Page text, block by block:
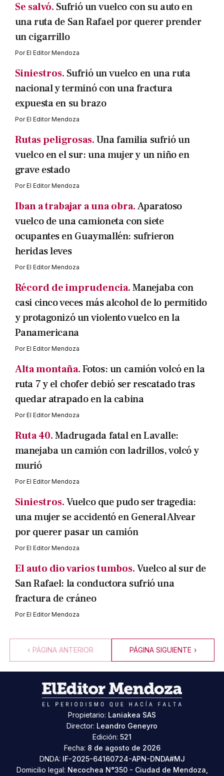
Se salvó. Sufrió un vuelco con su auto en
una ruta de San Rafael por querer prender
un cigarrillo
PorEl Editor Mendoza
Siniestros. Sufrió un vuelco en una ruta
nacional y terminó con una fractura
expuesta en su brazo
PorEl Editor Mendoza
Rutas peligrosas.Una familia sufrió un
vuelco en el sur: una mujer y un niño en
grave estado
PorEl Editor Mendoza
Iban a trabajar a una obra.Aparatoso
vuelco de una camioneta con siete
ocupantes en Guaymallén: sufrieron
heridas leves
PorEl Editor Mendoza
Récord de imprudencia.Manejaba con
casi cinco veces más alcohol de lo permitido
y protagonizó un violento vuelco en la
Panamericana
PorEl Editor Mendoza
Alta montaña.Fotos: un camión volcó en la
ruta 7 y el chofer debió ser rescatado tras
quedar atrapado en la cabina
PorEl Editor Mendoza
Ruta 40.Madrugada fatal en Lavalle:
manejaba un camión con ladrillos, volcó y
murió
PorEl Editor Mendoza
Siniestros.Vuelco que pudo ser tragedia:
una mujer se accidentó en General Alvear
por querer pasar un camión
PorEl Editor Mendoza
El auto dio varios tumbos.Vuelco al sur de
San Rafael: la conductora sufrió una
fractura de cráneo
PorEl Editor Mendoza
‹ PÁGINA ANTERIOR PÁGINA SIGUIENTE ›
Propietario: Laniakea SAS
Director: Leandro Geneyro
Edición: 521
Fecha: 8 de agosto de 2026
DNDA: IF-2025-64160724-APN-DNDA#MJ
Domicilio legal: Necochea N°350 - Ciudad de Mendoza,